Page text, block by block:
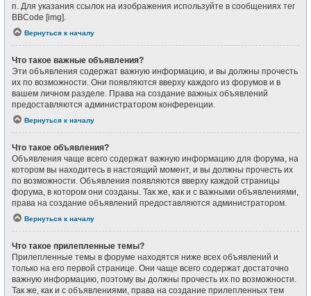
п. Для указания ссылок на изображения используйте в сообщениях тег
BBCode [img].
Вернуться к началу
Что такое важные объявления?
Эти объявления содержат важную информацию, и вы должны прочесть
их по возможности. Они появляются вверху каждого из форумов и в
вашем личном разделе. Права на создание важных объявлений
предоставляются администратором конференции.
Вернуться к началу
Что такое объявления?
Объявления чаще всего содержат важную информацию для форума, на
котором вы находитесь в настоящий момент, и вы должны прочесть их
по возможности. Объявления появляются вверху каждой страницы
форума, в котором они созданы. Так же, как и с важными объявлениями,
права на создание объявлений предоставляются администратором.
Вернуться к началу
Что такое прилепленные темы?
Прилепленные темы в форуме находятся ниже всех объявлений и
только на его первой странице. Они чаще всего содержат достаточно
важную информацию, поэтому вы должны прочесть их по возможности.
Так же, как и с объявлениями, права на создание прилепленных тем